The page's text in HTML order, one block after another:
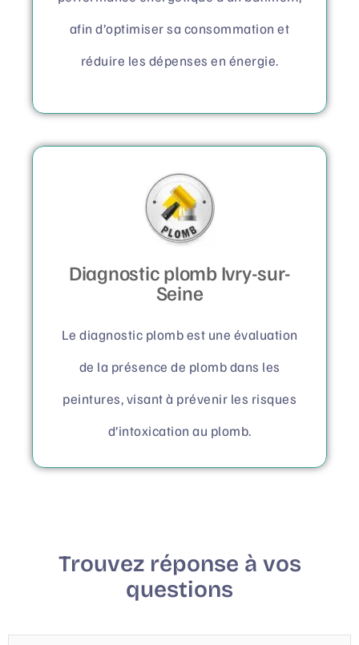
afin d’optimiser sa consommation et
réduire les dépenses en énergie.
Diagnostic plomb Ivry-sur-
Seine
Le diagnostic plomb est une évaluation
de la présence de plomb dans les
peintures, visant à prévenir les risques
d’intoxication au plomb.
Trouvez réponse à vos
questions